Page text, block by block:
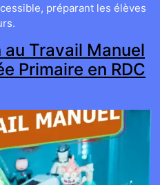
préparant les élèves
au Travail Manuel
Primaire en RDC